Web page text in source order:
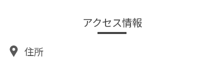
アクセス情報
住所